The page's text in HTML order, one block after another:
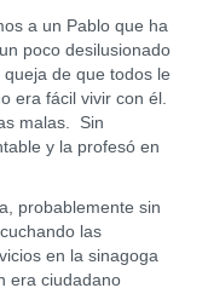
a un Pablo que ha
poco desilusionado
de que todos le
era fácil vivir con él.
malas. Sin
y la profesó en
sin
las
en la sinagoga
era ciudadano